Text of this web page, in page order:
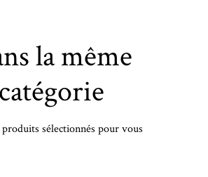
la même
catégorie
produits sélectionnés pour vous